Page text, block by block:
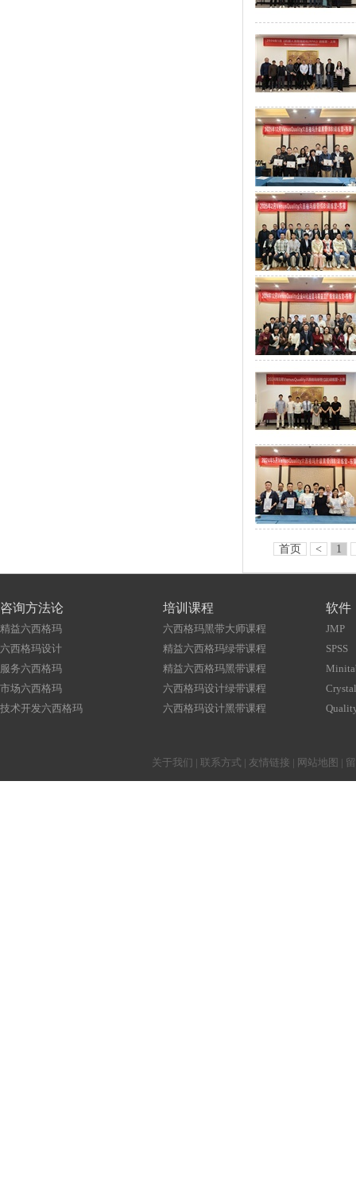
首页 < 1
咨询方法论
精益六西格玛
六西格玛设计
服务六西格玛
市场六西格玛
技术开发六西格玛
培训课程
六西格玛黑带大师课程
精益六西格玛绿带课程
精益六西格玛黑带课程
六西格玛设计绿带课程
六西格玛设计黑带课程
软件
JMP
SPSS
关于我们 | 联系方式 | 友情链接 | 网站地图 |